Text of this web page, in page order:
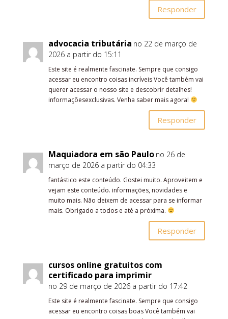
Responder
advocacia tributária no 22 de março de
2026 a partir do 15:11
Este site é realmente fascinate. Sempre que consigo
acessar eu encontro coisas incríveis Você também vai
querer acessar o nosso site e descobrir detalhes!
informaçõesexclusivas. Venha saber mais agora!
Responder
Maquiadora em são Paulo no 26 de
março de 2026 a partir do 04:33
fantástico este conteúdo. Gostei muito. Aproveitem e
vejam este conteúdo. informações, novidades e
muito mais. Não deixem de acessar para se informar
mais. Obrigado a todos e até a próxima.
Responder
cursos online gratuitos com
certificado para imprimir
no 29 de março de 2026 a partir do 17:42
Este site é realmente fascinate. Sempre que consigo
acessar eu encontro coisas boas Você também vai